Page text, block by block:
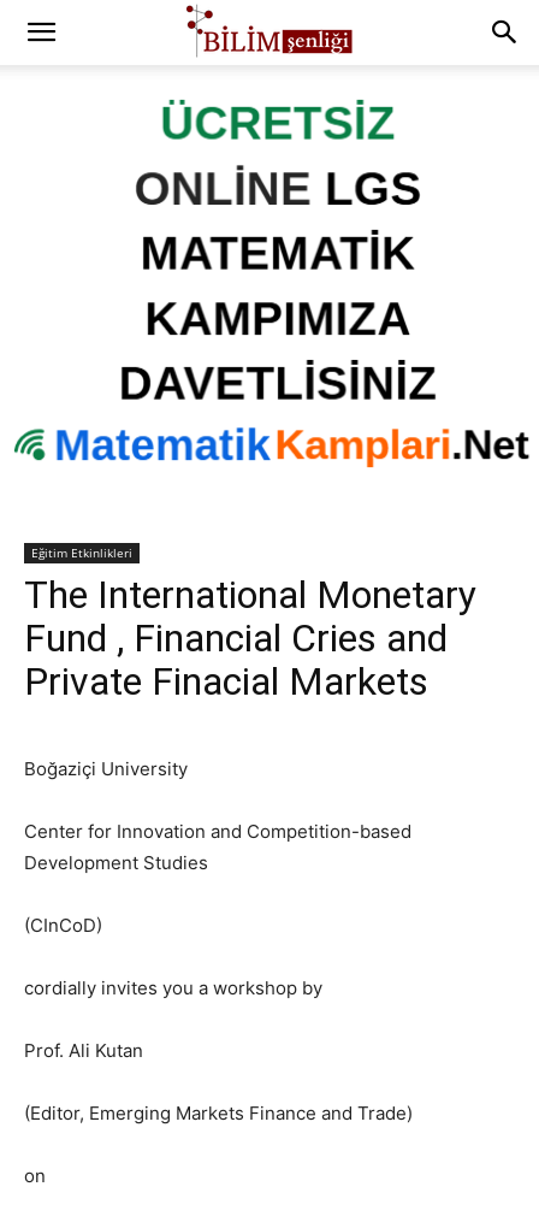
Eğitim Etkinlikleri
The International Monetary
Fund , Financial Cries and
Private Finacial Markets
Boğaziçi University
Center for Innovation and Competition-based
Development Studies
(CInCoD)
cordially invites you a workshop by
Prof. Ali Kutan
(Editor, Emerging Markets Finance and Trade)
on